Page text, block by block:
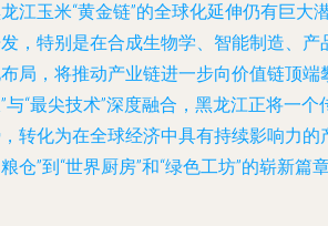
江玉米“黄金链”的全球化延伸仍有巨大
，特别是在合成生物学、智能制造、产
局，将推动产业链进一步向价值链顶端
与“最尖技术”深度融合，黑龙江正将一
转化为在全球经济中具有持续影响力的
仓”到“世界厨房”和“绿色工坊”的崭新篇章